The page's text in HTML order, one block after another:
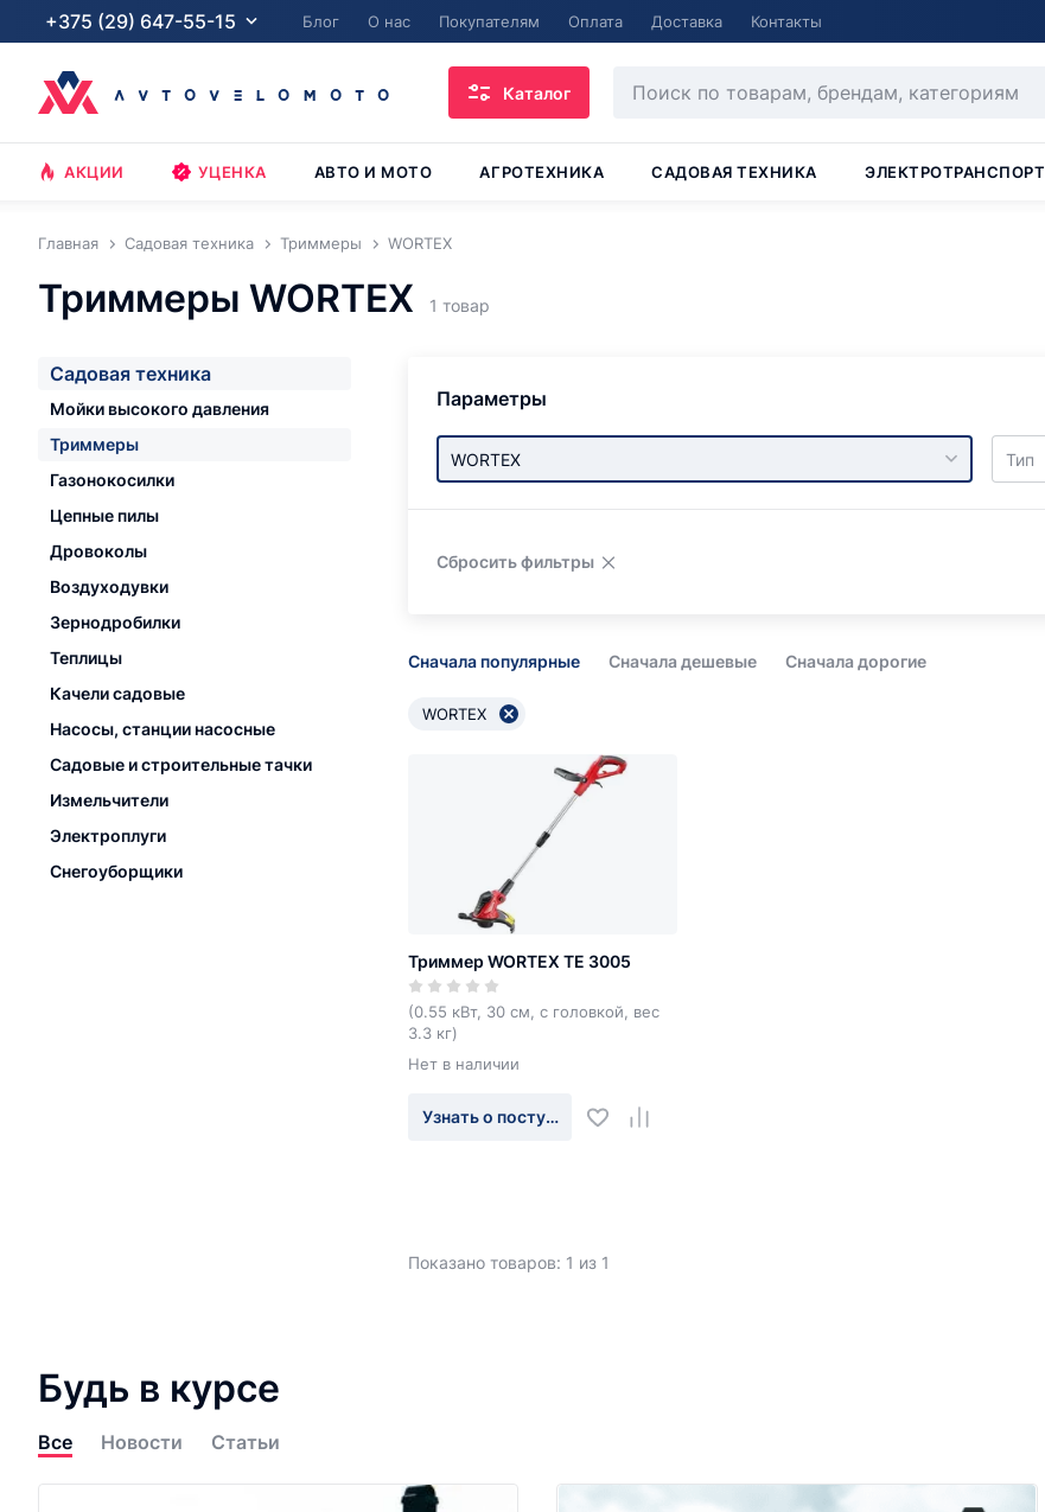
+375 (29) 647-55-15 Блог О нас Покупателям Оплата Доставка Контакты
Каталог
АКЦИИ УЦЕНКА АВТО И МОТО АГРОТЕХНИКА САДОВАЯ ТЕХНИКА ЭЛЕКТРОТРАНСПОРТ
Главная Садовая техника Триммеры WORTEX
Триммеры WORTEX 1 товар
Садовая техника
Мойки высокого давления
Триммеры
Газонокосилки
Цепные пилы
Дровоколы
Воздуходувки
Зернодробилки
Теплицы
Качели садовые
Насосы, станции насосные
Садовые и строительные тачки
Измельчители
Электроплуги
Снегоуборщики
Параметры
WORTEX Тип
Сбросить фильтры
Сначала популярные Сначала дешевые Сначала дорогие
WORTEX
Триммер WORTEX TE 3005
(0.55 кВт, 30 см, с головкой, вес
3.3 кг)
Нет в наличии
Узнать о поступлении
Показано товаров: 1 из 1
Будь в курсе
Все Новости Статьи